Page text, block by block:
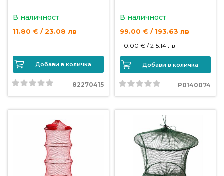
риболов
Контакти
Поръчка
доставка
В наличност
11.80 € / 23.08 лв
Добави в количка
82270415
В наличност
99.00 € / 193.63 лв
110.00 € /215.14 лв
Добави в количка
P0140074